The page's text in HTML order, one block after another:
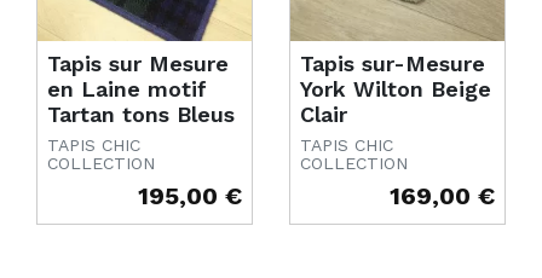
Tapis sur Mesure
en Laine motif
Tartan tons Bleus
TAPIS CHIC
COLLECTION
195,00 €
Tapis sur-Mesure
York Wilton Beige
Clair
TAPIS CHIC
COLLECTION
169,00 €